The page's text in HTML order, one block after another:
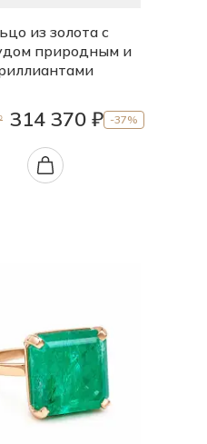
из золота с
природным и
314 370 ₽ -37%